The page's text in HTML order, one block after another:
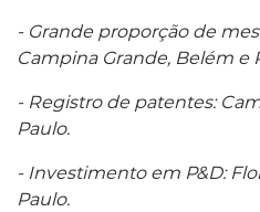
- Grande proporção de
Campina Grande, Belém e
- Registro de patentes:
Paulo.
- Investimento em P&D:
Paulo.